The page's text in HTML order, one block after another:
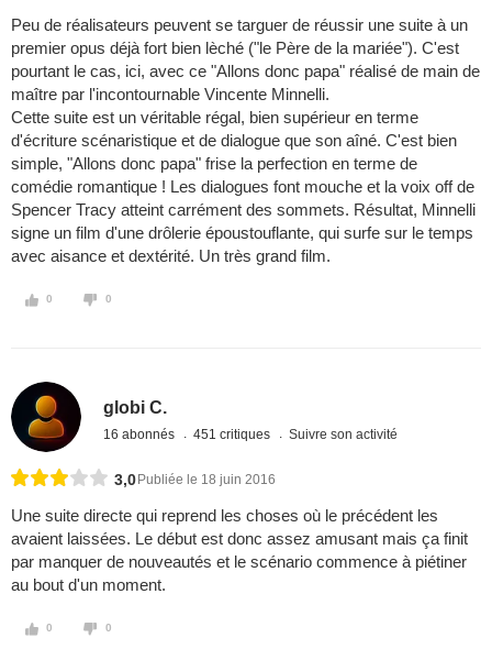
Peu de réalisateurs peuvent se targuer de réussir une suite à un
premier opus déjà fort bien lèché ("le Père de la mariée"). C'est
pourtant le cas, ici, avec ce "Allons donc papa" réalisé de main de
maître par l'incontournable Vincente Minnelli.
Cette suite est un véritable régal, bien supérieur en terme
d'écriture scénaristique et de dialogue que son aîné. C'est bien
simple, "Allons donc papa" frise la perfection en terme de
comédie romantique ! Les dialogues font mouche et la voix off de
Spencer Tracy atteint carrément des sommets. Résultat, Minnelli
signe un film d'une drôlerie époustouflante, qui surfe sur le temps
avec aisance et dextérité. Un très grand film.
0 0
globi C.
16 abonnés 451 critiques Suivre son activité
3,0 Publiée le 18 juin 2016
Une suite directe qui reprend les choses où le précédent les
avaient laissées. Le début est donc assez amusant mais ça finit
par manquer de nouveautés et le scénario commence à piétiner
au bout d'un moment.
0 0